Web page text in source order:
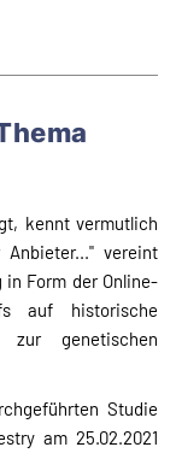
kennt vermutlich
Anbieter..." vereint
in Form der Online-
auf historische
zur genetischen
Studie
am 25.02.2021